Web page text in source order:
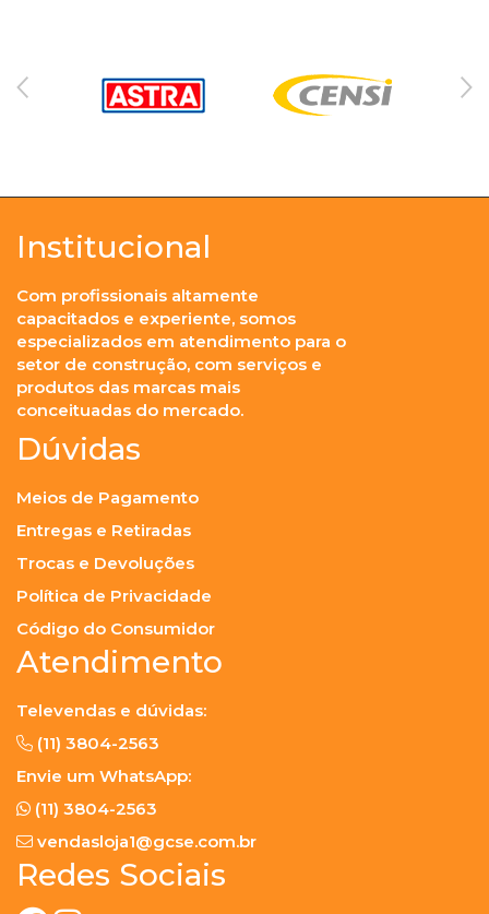
Institucional
Com profissionais altamente
capacitados e experiente, somos
especializados em atendimento para o
setor de construção, com serviços e
produtos das marcas mais
conceituadas do mercado.
Dúvidas
Meios de Pagamento
Entregas e Retiradas
Trocas e Devoluções
Política de Privacidade
Código do Consumidor
Atendimento
Televendas e dúvidas:
(11) 3804-2563
Envie um WhatsApp:
(11) 3804-2563
vendasloja1@gcse.com.br
Redes Sociais